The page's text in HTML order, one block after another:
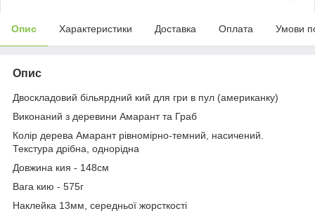
Опис Характеристики Доставка Оплата Умови
Опис
Двоскладовий більярдний кий для гри в пул (американку)
Виконаний з деревини Амарант та Граб
Колір дерева Амарант рівномірно-темний, насичений.
Текстура дрібна, однорідна
Довжина кия - 148см
Вага кию - 575г
Наклейка 13мм, середньої жорсткості